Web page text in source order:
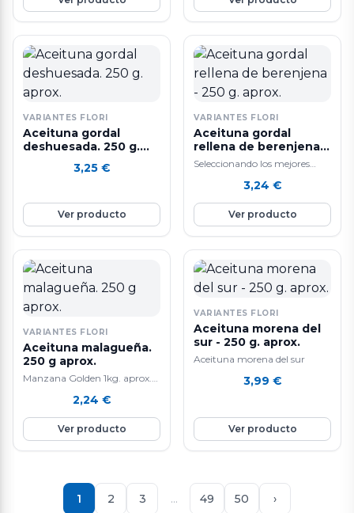
VARIANTES FLORI
Aceituna gordal
deshuesada. 250 g.
3,25 €
Ver producto
VARIANTES FLORI
Aceituna gordal
rellena de berenjena -
250 g. aprox.
Seleccionando los mejores
sistema de elaboración diaria
que hacen que nuestras…
3,24 €
Ver producto
VARIANTES FLORI
Aceituna malagueña.
250 g aprox.
Manzana Golden 1kg. aprox.
fruta nutritiva e hidratante ya
que está compuesta por agua
en un 85%, aporta vitamina E
y C, rica en fibra y en potasio.
intestinal. Ayuda a controlar
el colesterol.
2,24 €
Ver producto
VARIANTES FLORI
Aceituna morena del
sur - 250 g. aprox.
Aceituna morena del sur
3,99 €
Ver producto
1 2 3 … 49 50 ›